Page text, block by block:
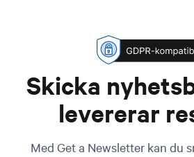
Skicka
levererar
Med Get a Newsletter kan du